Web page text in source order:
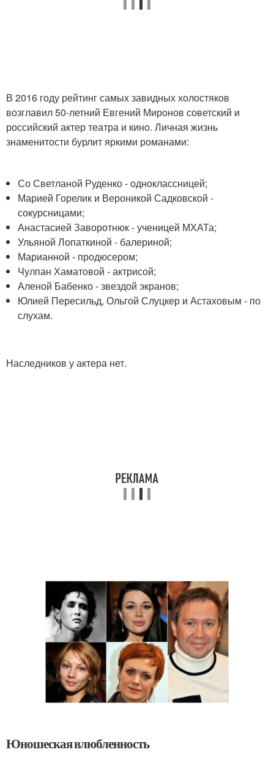
В 2016 году рейтинг самых завидных холостяков
возглавил 50-летний Евгений Миронов советский и
российский актер театра и кино. Личная жизнь
знаменитости бурлит яркими романами:
Со Светланой Руденко - одноклассницей;
Марией Горелик и Вероникой Садковской -
сокурсницами;
Анастасией Заворотнюк - ученицей МХАТа;
Ульяной Лопаткиной - балериной;
Марианной - продюсером;
Чулпан Хаматовой - актрисой;
Аленой Бабенко - звездой экранов;
Юлией Пересильд, Ольгой Слуцкер и Астаховым - по
слухам.
Наследников у актера нет.
Юношеская влюбленность